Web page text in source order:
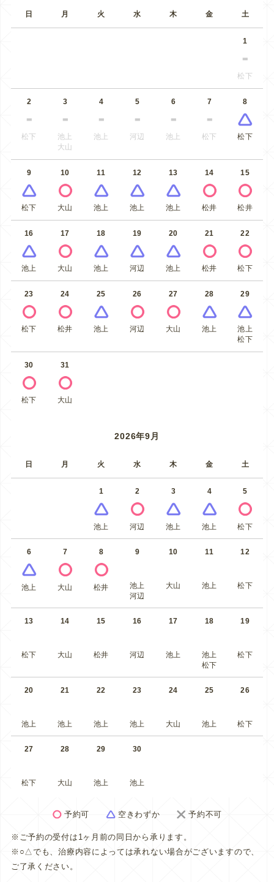
日 月 火 水 木 金 土
1
松下
2
松下
3
池上
大山
4
池上
5
河辺
6
池上
7
松下
8
松下
9
松下
10
大山
11
池上
12
池上
13
池上
14
松井
15
松井
16
池上
17
大山
18
池上
19
河辺
20
池上
21
松井
22
松下
23
松下
24
松井
25
池上
26
河辺
27
大山
28
池上
29
池上
松下
30
松下
31
大山
2026年9月
日 月 火 水 木 金 土
1
池上
2
河辺
3
池上
4
池上
5
松下
6
池上
7
大山
8
松井
9
池上
河辺
10
大山
11
池上
12
松下
13
松下
14
大山
15
松井
16
河辺
17
池上
18
池上
松下
19
松下
20
池上
21
池上
22
池上
23
池上
24
大山
25
池上
26
松下
27
松下
28
大山
29
池上
30
池上
予約可 空きわずか 予約不可
※ご予約の受付は1ヶ月前の同日から承ります。
※○△でも、治療内容によっては承れない場合がございますので、
ご了承ください。